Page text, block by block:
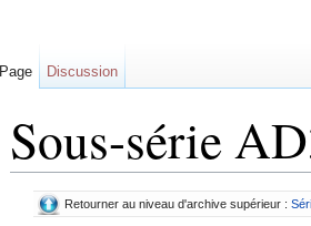
Sous-série
Retourner au niveau d'archive supérieur :
Page Discussion